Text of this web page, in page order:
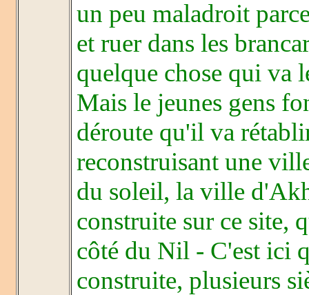
un peu maladroit
et ruer dans les
quelque chose qui va
Mais le jeunes gens
déroute qu'il va
reconstruisant une
du soleil, la ville
construite sur ce site,
côté du Nil - C'est ici
construite, plusieurs